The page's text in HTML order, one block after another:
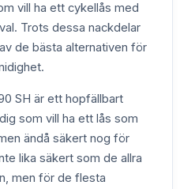
vill ha ett cykellås med
Trots dessa nackdelar
de bästa alternativen för
SH är ett hopfällbart
som vill ha ett lås som
ändå säkert nog för
lika säkert som de allra
men för de flesta